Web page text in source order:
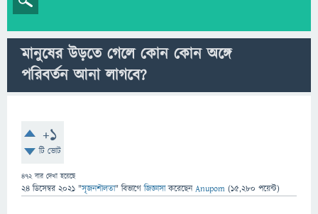
মানুষের উড়তে গেলে কোন কোন অঙ্গে
পরিবর্তন আনা লাগবে?
+1
টি ভোট
472বার দেখা হয়েছে
24 ডিসেম্বর 2021 "সৃজনশীলতা" বিভাগে জিজ্ঞাসাকরেছেনAnupom (15,280 পয়েন্ট)